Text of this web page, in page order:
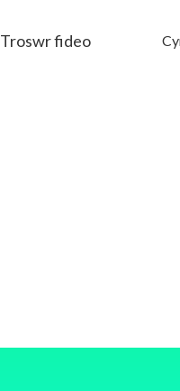
Troswr fideo